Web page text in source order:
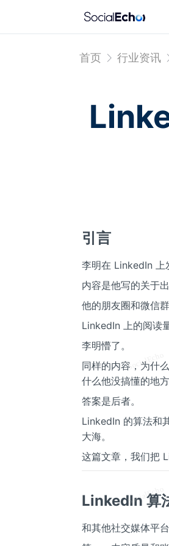
首页 行业资讯
引言
李明在 LinkedIn 上
内容是他写的关于
他的朋友圈和微信
LinkedIn 上的阅读
李明懵了。
同样的内容，为什
什么他没搞懂的地
答案是后者。
LinkedIn 的算法和
大海。
这篇文章，我们把
LinkedIn 算
和其他社交媒体平